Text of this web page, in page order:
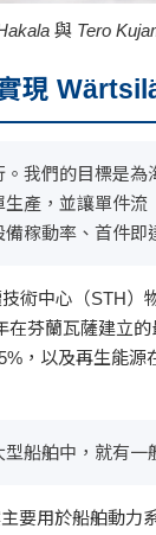
與 Tero
現
。我們的目標是
產，並讓單件流
稼動率、首件即
術中心（STH）
在芬蘭瓦薩建立
，以及再生能
型船舶中，就有一
主要用於船舶動